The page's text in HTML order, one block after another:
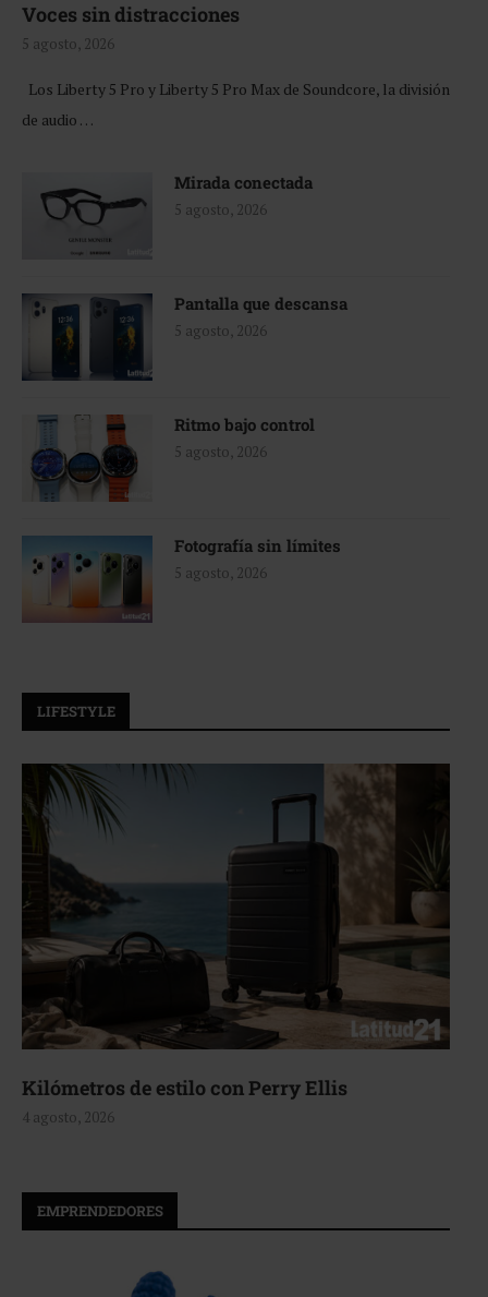
Voces sin distracciones
5 agosto, 2026
Los Liberty 5 Pro y Liberty 5 Pro Max de Soundcore, la división
de audio …
Mirada conectada
5 agosto, 2026
Pantalla que descansa
5 agosto, 2026
Ritmo bajo control
5 agosto, 2026
Fotografía sin límites
5 agosto, 2026
LIFESTYLE
Aerie, texturas que fluyen
4 agosto, 2026
EMPRENDEDORES